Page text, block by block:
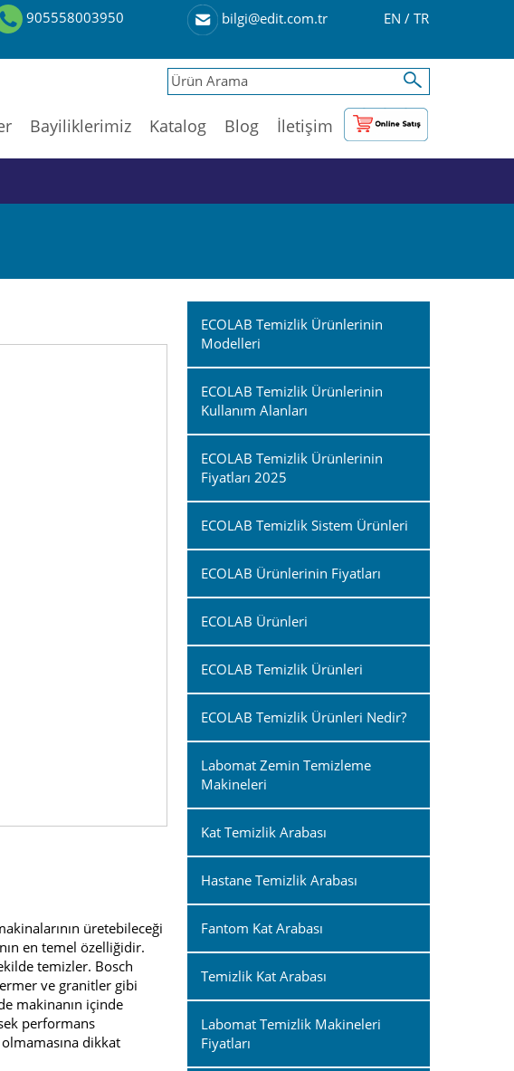
905558003950 bilgi@edit.com.tr EN / TR
Bayiliklerimiz Katalog Blog İletişim
üretebileceği
en temel özelliğidir.
temizler. Bosch
ve granitler gibi
makinanın içinde
performans
dikkat
ECOLAB Temizlik Ürünlerinin
Modelleri
ECOLAB Temizlik Ürünlerinin
Kullanım Alanları
ECOLAB Temizlik Ürünlerinin
Fiyatları 2025
ECOLAB Temizlik Sistem Ürünleri
ECOLAB Ürünlerinin Fiyatları
ECOLAB Ürünleri
ECOLAB Temizlik Ürünleri
ECOLAB Temizlik Ürünleri Nedir?
Labomat Zemin Temizleme
Makineleri
Kat Temizlik Arabası
Hastane Temizlik Arabası
Fantom Kat Arabası
Temizlik Kat Arabası
Labomat Temizlik Makineleri
Fiyatları